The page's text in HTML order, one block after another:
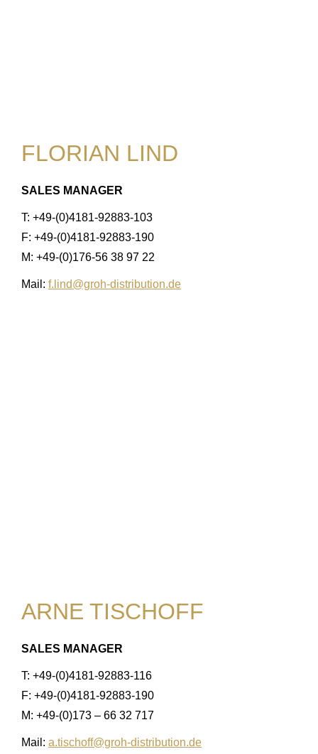
FLORIAN LIND
SALES MANAGER
T: +49-(0)4181-92883-103
F: +49-(0)4181-92883-190
M: +49-(0)176-56 38 97 22
Mail: f.lind@groh-distribution.de
ARNE TISCHOFF
SALES MANAGER
T: +49-(0)4181-92883-116
F: +49-(0)4181-92883-190
M: +49-(0)173 – 66 32 717
Mail: a.tischoff@groh-distribution.de